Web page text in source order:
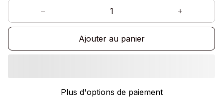
Ajouter au panier
Plus d'options de paiement